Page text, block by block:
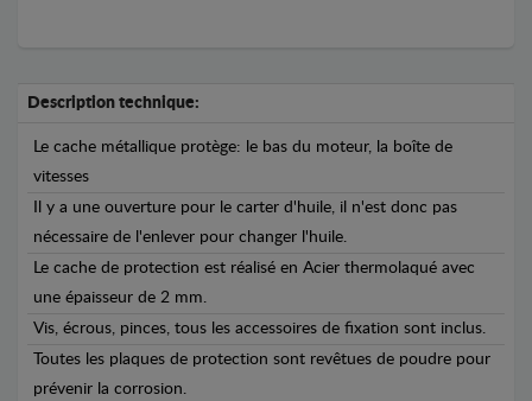
Description technique:
Le cache métallique protège: le bas du moteur, la boîte de
vitesses
Il y a une ouverture pour le carter d'huile, il n'est donc pas
nécessaire de l'enlever pour changer l'huile.
Le cache de protection est réalisé en Acier thermolaqué avec
une épaisseur de 2 mm.
Vis, écrous, pinces, tous les accessoires de fixation sont inclus.
Toutes les plaques de protection sont revêtues de poudre pour
prévenir la corrosion.